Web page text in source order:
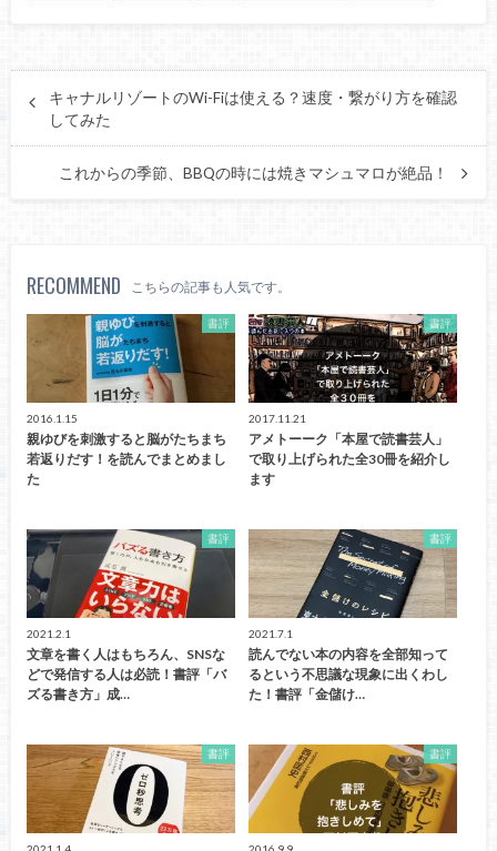
キャナルリゾートのWi-Fiは使える？速度・繋がり方を確認
してみた
これからの季節、BBQの時には焼きマシュマロが絶品！
RECOMMEND こちらの記事も人気です。
書評
2016.1.15
親ゆびを刺激すると脳がたちまち
若返りだす！を読んでまとめまし
た
書評
2017.11.21
アメトーーク「本屋で読書芸人」
で取り上げられた全30冊を紹介し
ます
書評
2021.2.1
文章を書く人はもちろん、SNSな
どで発信する人は必読！書評「バ
ズる書き方」成…
書評
2021.7.1
読んでない本の内容を全部知って
るという不思議な現象に出くわし
た！書評「金儲け…
書評 書評